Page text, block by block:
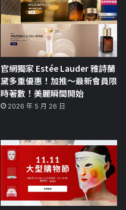
官網獨家 Estée Lauder 雅詩蘭
黛多重優惠！加推～最新會員限
時著數！美麗瞬間開始
2026 年 5 月 26 日